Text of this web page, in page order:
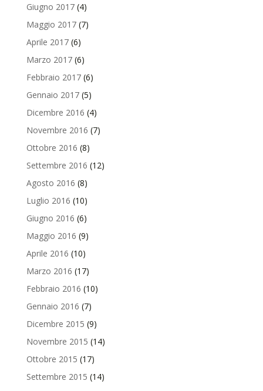
Giugno 2017(4)
Maggio 2017(7)
Aprile 2017(6)
Marzo 2017(6)
Febbraio 2017(6)
Gennaio 2017(5)
Dicembre 2016 (4)
Novembre 2016 (7)
Ottobre 2016 (8)
Settembre 2016 (12)
Agosto 2016 (8)
Luglio 2016 (10)
Giugno 2016 (6)
Maggio 2016 (9)
Aprile 2016 (10)
Marzo 2016 (17)
Febbraio 2016 (10)
Gennaio 2016 (7)
Dicembre 2015 (9)
Novembre 2015 (14)
Ottobre 2015 (17)
Settembre 2015 (14)